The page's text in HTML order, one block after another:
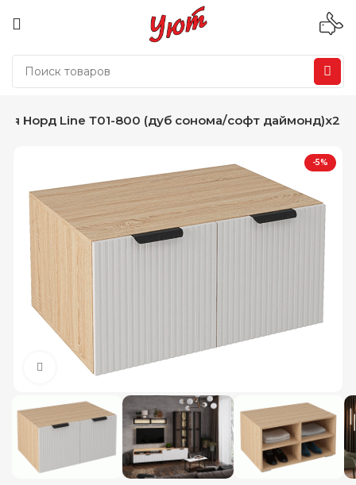
Норд Line Т01-800 (дуб сонома/софт даймонд)х2
-5%
Нажмите, чтобы увеличить